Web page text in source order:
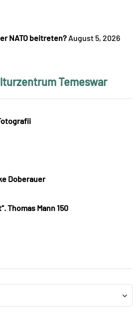
NATO beitreten? August 5, 2026
Temeswar
Doberauer
Thomas Mann 150